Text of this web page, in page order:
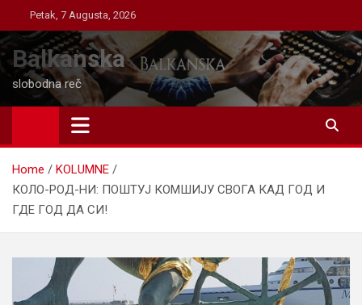
to
content
Petak, 7 Augusta, 2026
Balkanska
slobodna reč
Home
KOLUMNE
КОЛО-РОД-НИ: ПОШТУЈ КОМШИЈУ СВОГА КАД ГОД И
ГДЕ ГОД ДА СИ!